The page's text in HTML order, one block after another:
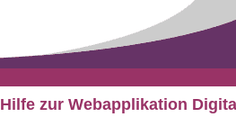
Hilfe zur Webapplikation